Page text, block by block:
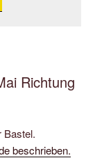
Richtung
Bastel.
beschrieben.